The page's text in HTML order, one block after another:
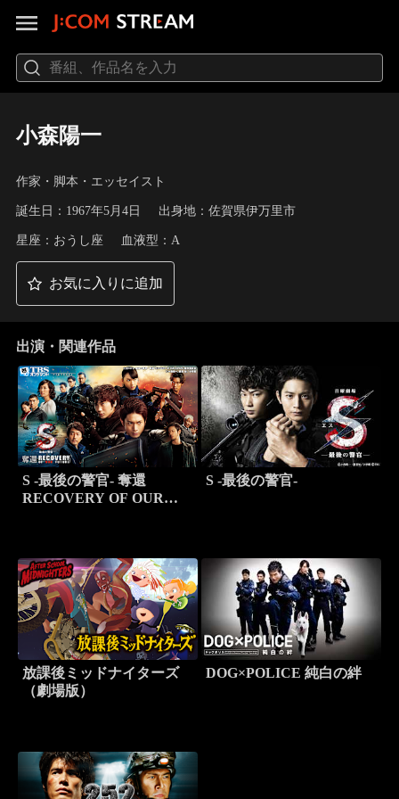
小森陽一
作家・脚本・エッセイスト
誕生日：1967年5月4日 出身地：佐賀県伊万里市
星座：おうし座 血液型：A
お気に入りに追加
出演・関連作品
S -最後の警官- 奪還
RECOVERY OF OUR
S -最後の警官-
放課後ミッドナイターズ
（劇場版）
DOG×POLICE 純白の絆